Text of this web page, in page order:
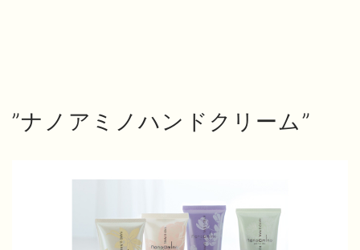
”ナノアミノハンドクリーム”